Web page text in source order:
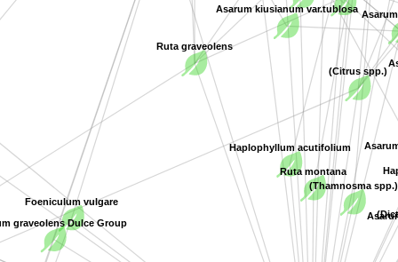
Ruta graveolens
(Citrus spp.)
(Thamnosma
graveolens Dulce Group
Foeniculum vulgare
Haplophyllum acutifolium
Ruta montana
Asarum kiusianum var.tublosa